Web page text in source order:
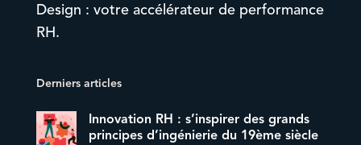
Design : votre accélérateur de performance
RH.
Derniers articles
Innovation RH : s’inspirer des grands
principes d’ingénierie du 19ème siècle